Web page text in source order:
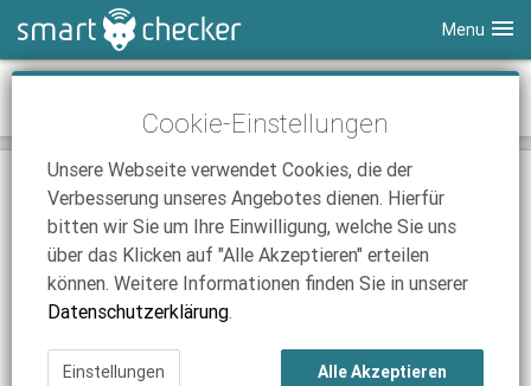
Menu
Smartphone Vergleich
Anbieter
iPhone Tarifvergleich
News
Ratgeber
Tarifvergleich
Tablet Vergleich
Surfsticks
iPad Tarifvergleich
News
Tarifvergleich
Internetanbieter
DSL Tarife
News
SmartChecker TV
01.08.2023 | 11:48
Galaxy Z Flip 5: Samsungs nächstes Foldable
Flip-Phone mit großem Außendisplay.
Weiterlesen
iPhone SE 4: Erste Leaks für Apples neues Budget-iPhone
Cookie-Einstellungen
Unsere Webseite verwendet Cookies, die der
Verbesserung unseres Angebotes dienen. Hierfür
bitten wir Sie um Ihre Einwilligung, welche Sie uns
über das Klicken auf "Alle Akzeptieren" erteilen
können. Weitere Informationen finden Sie in unserer
Datenschutzerklärung.
Einstellungen Alle Akzeptieren